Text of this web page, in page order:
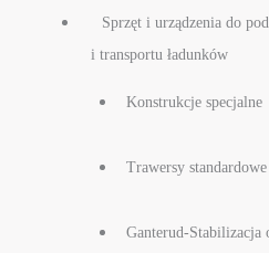
Sprzęt i urządzenia do
i transportu ładunków
Konstrukcje specjalne
Trawersy standardowe
Ganterud-Stabilizacja